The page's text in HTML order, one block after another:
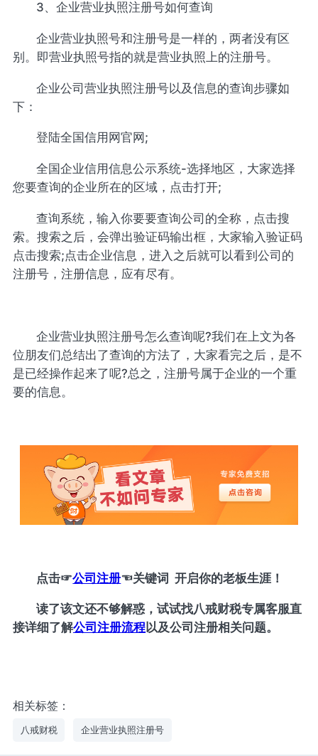
3、企业营业执照注册号如何查询
企业营业执照号和注册号是一样的，两者没有区
别。即营业执照号指的就是营业执照上的注册号。
企业公司营业执照注册号以及信息的查询步骤如
下：
登陆全国信用网官网;
全国企业信用信息公示系统-选择地区，大家选择
您要查询的企业所在的区域，点击打开;
查询系统，输入你要要查询公司的全称，点击搜
索。搜索之后，会弹出验证码输出框，大家输入验证码
点击搜索;点击企业信息，进入之后就可以看到公司的
注册号，注册信息，应有尽有。
企业营业执照注册号怎么查询呢?我们在上文为各
位朋友们总结出了查询的方法了，大家看完之后，是不
是已经操作起来了呢?总之，注册号属于企业的一个重
要的信息。
点击☞公司注册☜关键词 开启你的老板生涯！
读了该文还不够解惑，试试找八戒财税专属客服直
接详细了解公司注册流程以及公司注册相关问题。
相关标签：
八戒财税 企业营业执照注册号